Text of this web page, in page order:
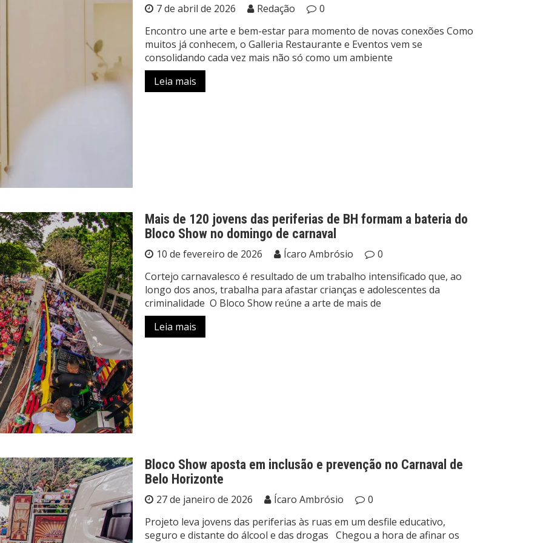
7 de abril de 2026 Redação
0
Encontro une arte e bem-estar para momento de novas conexões Como
muitos já conhecem, o Galleria Restaurante e Eventos vem se
consolidando cada vez mais não só como um ambiente
Leia mais
Mais de 120 jovens das periferias de BH formam a bateria do
Bloco Show no domingo de carnaval
10 de fevereiro de 2026 Ícaro Ambrósio
0
Cortejo carnavalesco é resultado de um trabalho intensificado que, ao
longo dos anos, trabalha para afastar crianças e adolescentes da
criminalidade O Bloco Show reúne a arte de mais de
Leia mais
Bloco Show aposta em inclusão e prevenção no Carnaval de
Belo Horizonte
27 de janeiro de 2026 Ícaro Ambrósio
0
Projeto leva jovens das periferias às ruas em um desfile educativo,
seguro e distante do álcool e das drogas Chegou a hora de afinar os